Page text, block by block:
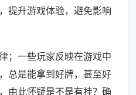
提升游戏体验，避免影响
；一些玩家反映在游戏中
总是能拿到好牌，甚至好
由此怀疑是不是有挂？确